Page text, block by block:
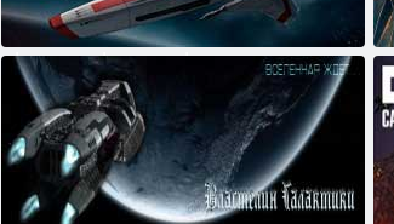
באַטטלעסטאַר גאַלאַקטיקאַ אָנליין